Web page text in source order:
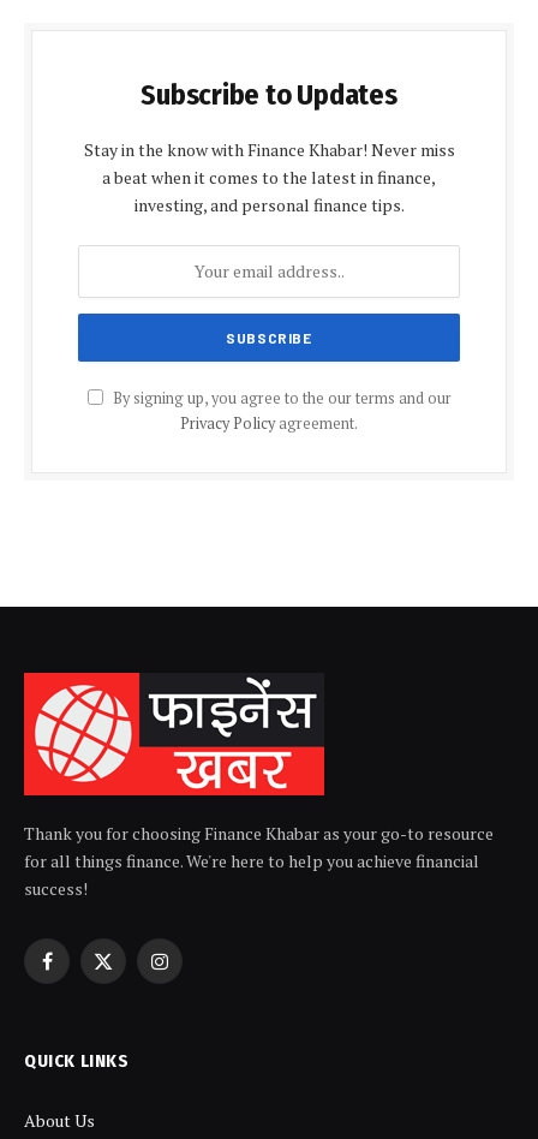
Subscribe to Updates
Stay in the know with Finance Khabar! Never miss
a beat when it comes to the latest in finance,
investing, and personal finance tips.
By signing up, you agree to the our terms and our
Privacy Policyagreement.
Thank you for choosing Finance Khabar as your go-to resource
for all things finance. We're here to help you achieve financial
success!
Facebook
X
Instagram
QUICK LINKS
About Us